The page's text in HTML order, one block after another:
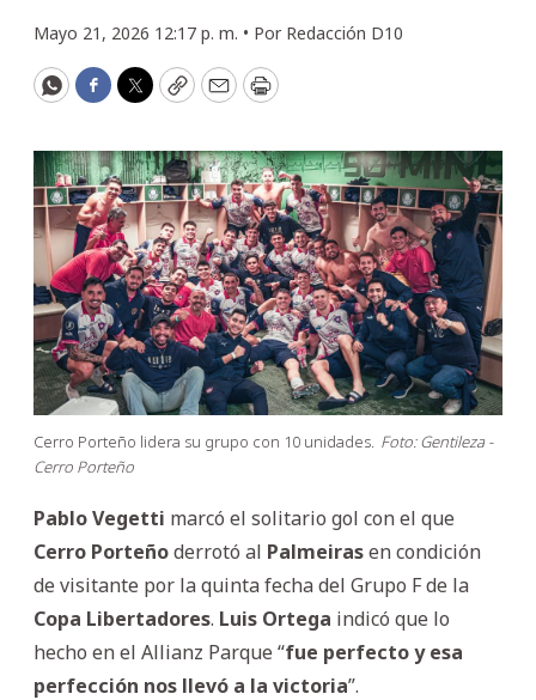
Mayo 21, 2026 12:17 p. m. • Por Redacción D10
WhatsApp
Facebook
Twitter
CopyEmailPrint
Cerro Porteño lidera su grupo con 10 unidades. Foto: Gentileza -
Cerro Porteño
Pablo Vegetti marcó el solitario gol con el que
Cerro Porteñoderrotó al Palmeirasen condición
de visitante por la quinta fecha del Grupo F de la
Copa Libertadores. Luis Ortega indicó que lo
hecho en el Allianz Parque “fue perfecto y esa
perfección nos llevó a la victoria”.